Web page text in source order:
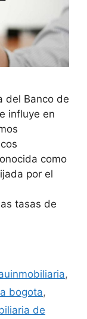
del Banco de
influye en
como
por el
tasas de
,
bogota,
de